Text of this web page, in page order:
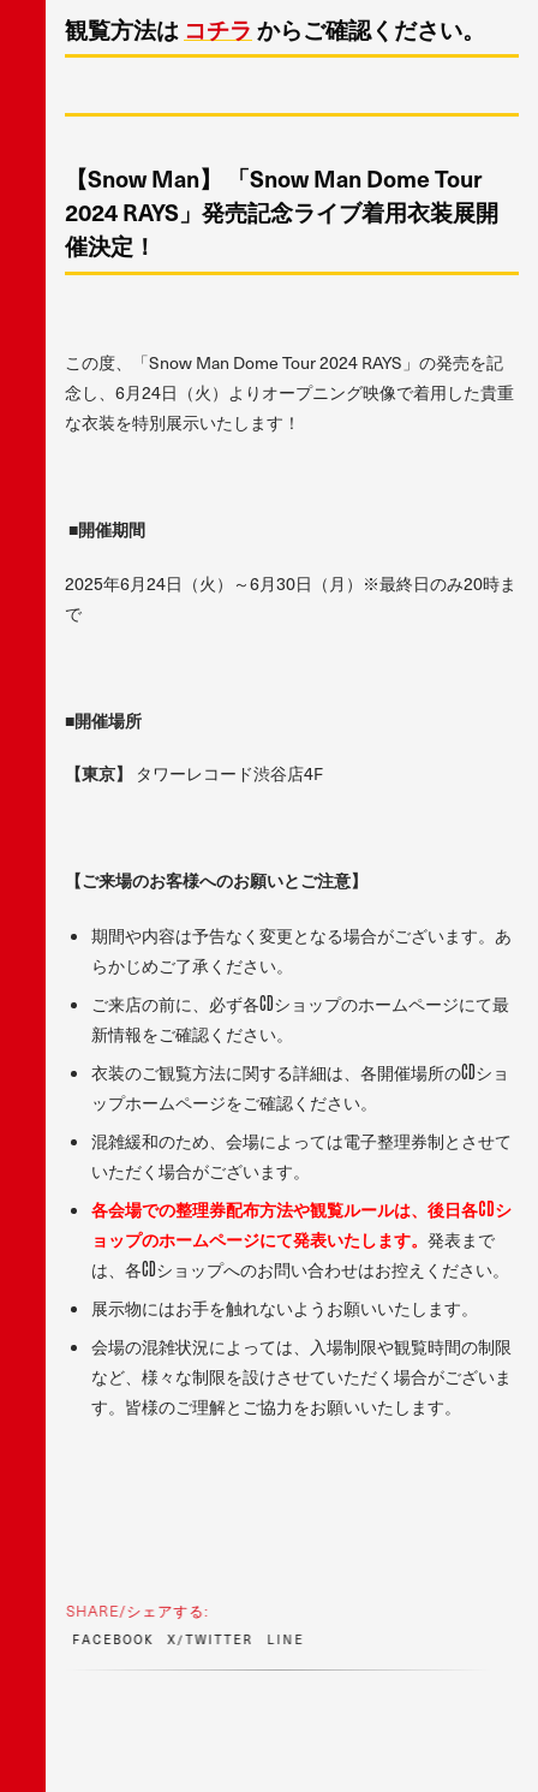
観覧方法は コチラ からご確認ください。
【Snow Man】 「Snow Man Dome Tour
2024 RAYS」発売記念ライブ着用衣装展開
催決定！
この度、「Snow Man Dome Tour 2024 RAYS」の発売を記
念し、6月24日（火）よりオープニング映像で着用した貴重
な衣装を特別展示いたします！
■開催期間
2025年6月24日（火）～6月30日（月）※最終日のみ20時ま
で
■開催場所
【東京】 タワーレコード渋谷店4F
【ご来場のお客様へのお願いとご注意】
期間や内容は予告なく変更となる場合がございます。あ
らかじめご了承ください。
ご来店の前に、必ず各CDショップのホームページにて最
新情報をご確認ください。
衣装のご観覧方法に関する詳細は、各開催場所のCDショ
ップホームページをご確認ください。
混雑緩和のため、会場によっては電子整理券制とさせて
いただく場合がございます。
各会場での整理券配布方法や観覧ルールは、後日各CDシ
ョップのホームページにて発表いたします。発表まで
は、各CDショップへのお問い合わせはお控えください。
展示物にはお手を触れないようお願いいたします。
会場の混雑状況によっては、入場制限や観覧時間の制限
など、様々な制限を設けさせていただく場合がございま
す。皆様のご理解とご協力をお願いいたします。
SHARE/シェアする:
FAC EBOOK X/TWITTER L INE